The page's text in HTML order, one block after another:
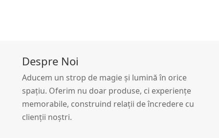
Despre Noi
Aducem un strop de magie și lumină în orice
spațiu. Oferim nu doar produse, ci experiențe
memorabile, construind relații de încredere cu
clienții noștri.